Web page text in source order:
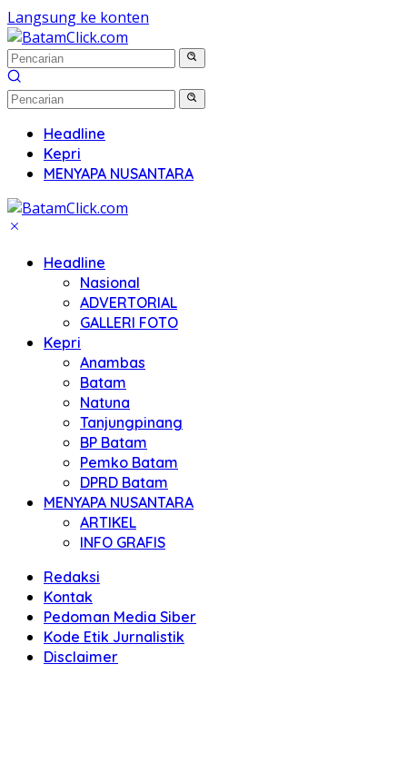
Langsung ke konten
Headline
Kepri
MENYAPA NUSANTARA
Headline
Nasional
ADVERTORIAL
GALLERI FOTO
Kepri
Anambas
Batam
Natuna
Tanjungpinang
BP Batam
Pemko Batam
DPRD Batam
MENYAPA NUSANTARA
ARTIKEL
INFO GRAFIS
Redaksi
Kontak
Pedoman Media Siber
Kode Etik Jurnalistik
Disclaimer